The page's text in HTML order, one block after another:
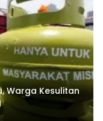
Warga Kesulitan